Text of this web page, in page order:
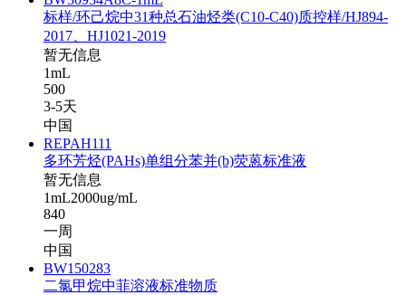
标样/环己烷中31种总石油烃类(C10-C40)质控样/HJ894-
2017、HJ1021-2019
暂无信息
1mL
500
3-5天
中国
REPAH111
多环芳烃(PAHs)单组分苯并(b)荧蒽标准液
暂无信息
1mL2000ug/mL
840
一周
中国
BW150283
二氯甲烷中菲溶液标准物质